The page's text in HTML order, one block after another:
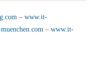
– www.it-
– www.it-